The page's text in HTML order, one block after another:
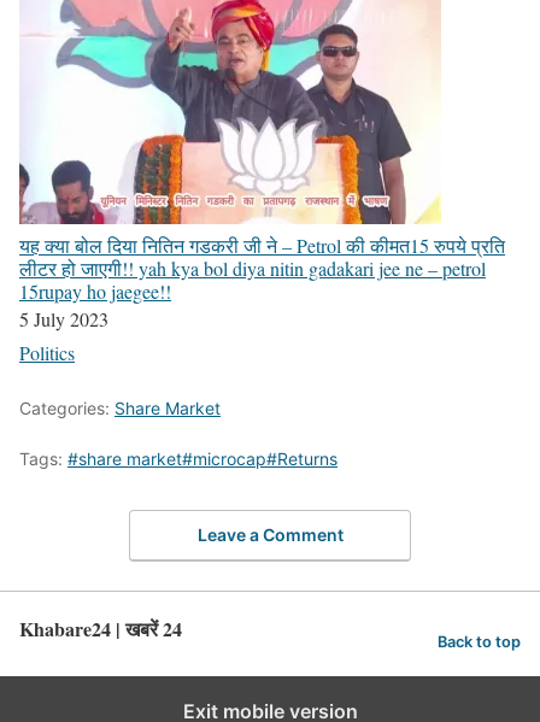
यह क्या बोल दिया नितिन गडकरी जी ने – Petrol की कीमत15 रुपये प्रति
लीटर हो जाएगी!! yah kya bol diya nitin gadakari jee ne – petrol
15rupay ho jaegee!!
5 July 2023
Politics
Categories: Share Market
Tags: #share market#microcap#Returns
Leave a Comment
Khabare24 | खबरें 24 Back to top
Exit mobile version